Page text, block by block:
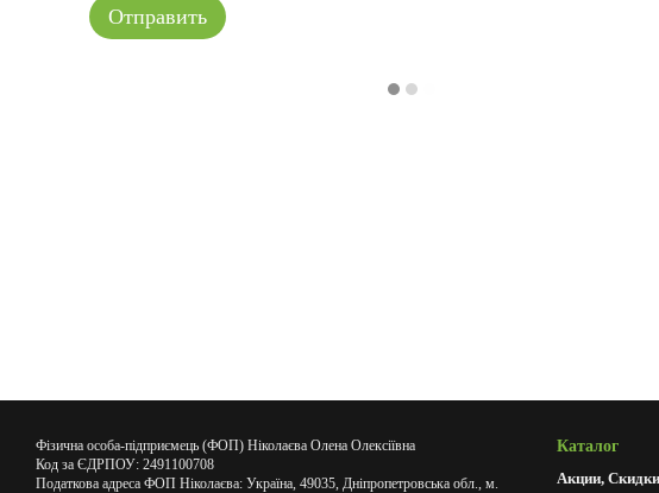
Отправить
Фізична особа-підприємець (ФОП) Ніколаєва Олена Олексіївна
Код за ЄДРПОУ: 2491100708
Податкова адреса ФОП Ніколаєва: Україна, 49035, Дніпропетровська обл., м.
Каталог
Акции,